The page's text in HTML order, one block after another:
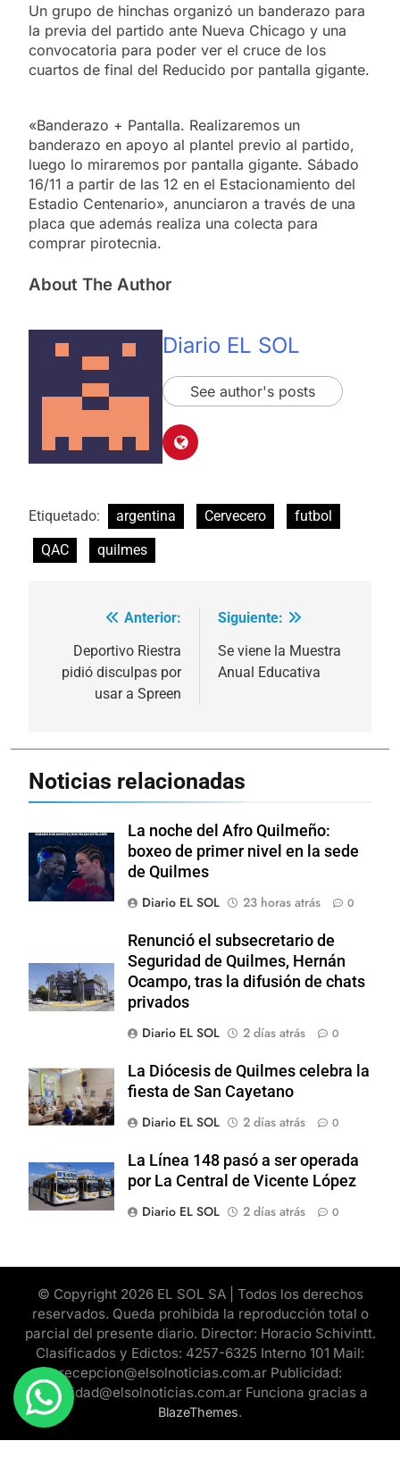
Un grupo de hinchas organizó un banderazo para
la previa del partido ante Nueva Chicago y una
convocatoria para poder ver el cruce de los
cuartos de final del Reducido por pantalla gigante.
«Banderazo + Pantalla. Realizaremos un
banderazo en apoyo al plantel previo al partido,
luego lo miraremos por pantalla gigante. Sábado
16/11 a partir de las 12 en el Estacionamiento del
Estadio Centenario», anunciaron a través de una
placa que además realiza una colecta para
comprar pirotecnia.
About The Author
Diario EL SOL
See author's posts
Etiquetado: argentina Cervecero
futbol
QAC
quilmes
Navegación
entradas
Anterior:
Deportivo Riestra
pidió disculpas por
usar a Spreen
Siguiente:
Se viene la Muestra
Anual Educativa
Noticias relacionadas
La noche del Afro Quilmeño:
boxeo de primer nivel en la sede
de Quilmes
Diario EL SOL
23 horas atrás 0
Renunció el subsecretario de
Seguridad de Quilmes, Hernán
Ocampo, tras la difusión de chats
privados
Diario EL SOL
2 días atrás 0
La Diócesis de Quilmes celebra la
fiesta de San Cayetano
Diario EL SOL
2 días atrás 0
La Línea 148 pasó a ser operada
por La Central de Vicente López
Diario EL SOL
2 días atrás 0
© Copyright 2026 EL SOL SA | Todos los derechos
reservados. Queda prohibida la reproducción total o
parcial del presente diario. Director: Horacio Schivintt.
Clasificados y Edictos: 4257-6325 Interno 101 Mail:
recepcion@elsolnoticias.com.ar Publicidad:
publicidad@elsolnoticias.com.ar Funciona gracias a
BlazeThemes.